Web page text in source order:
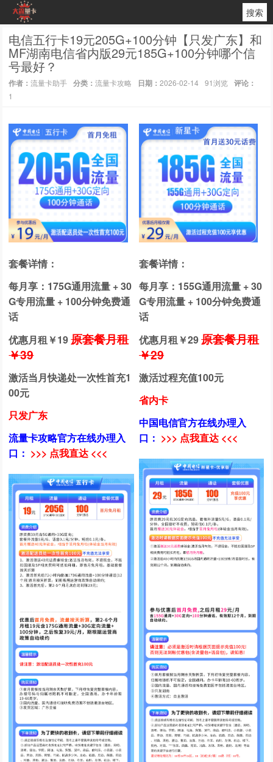
搜索
电信五行卡19元205G+100分钟【只发广东】和
MF湖南电信省内版29元185G+100分钟哪个信
号最好？
作者：流量卡助手 分类：流量卡攻略 日期：2026-02-14 91浏览 评论：
1
套餐详情：
每月享：175G通用流量 + 30
G专用流量 + 100分钟免费通
话
优惠月租￥19原套餐月租
￥39
激活当月快递处一次性首充1
00元
只发广东
流量卡攻略官方在线办理入
口： >>> 点我直达 <<<
套餐详情：
每月享：155G通用流量 + 30
G专用流量 + 100分钟免费通
话
优惠月租￥29原套餐月租
￥29
激活过程充值100元
省内卡
中国电信官方在线办理入
口： >>> 点我直达 <<<